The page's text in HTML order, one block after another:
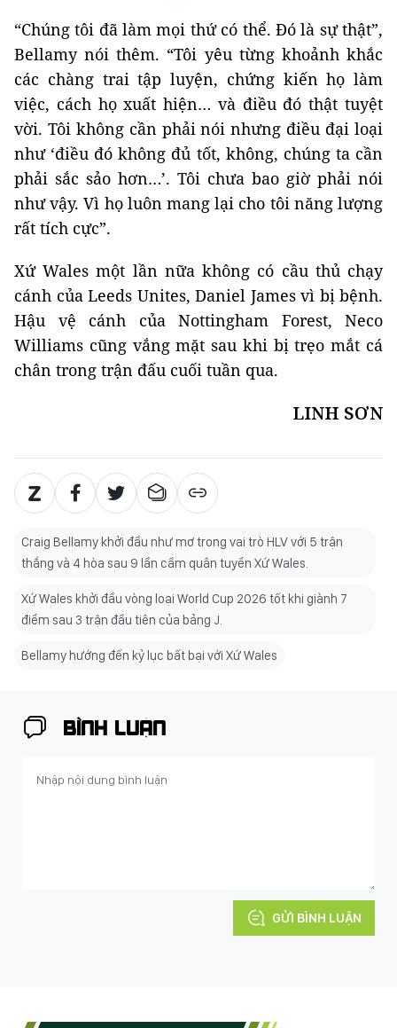
“Chúng tôi đã làm mọi thứ có thể. Đó là sự thật”,
Bellamy nói thêm. “Tôi yêu từng khoảnh khắc
các chàng trai tập luyện, chứng kiến họ làm
việc, cách họ xuất hiện… và điều đó thật tuyệt
vời. Tôi không cần phải nói nhưng điều đại loại
như ‘điều đó không đủ tốt, không, chúng ta cần
phải sắc sảo hơn…’. Tôi chưa bao giờ phải nói
như vậy. Vì họ luôn mang lại cho tôi năng lượng
rất tích cực”.
Xứ Wales một lần nữa không có cầu thủ chạy
cánh của Leeds Unites, Daniel James vì bị bệnh.
Hậu vệ cánh của Nottingham Forest, Neco
Williams cũng vắng mặt sau khi bị trẹo mắt cá
chân trong trận đấu cuối tuần qua.
LINH SƠN
Craig Bellamy khởi đầu như mơ trong vai trò HLV với 5 trận
thắng và 4 hòa sau 9 lần cầm quân tuyển Xứ Wales.
Xứ Wales khởi đầu vòng loại World Cup 2026 tốt khi giành 7
điểm sau 3 trận đầu tiên của bảng J.
Bellamy hướng đến kỷ lục bất bại với Xứ Wales
BÌNH LUẬN
GỬI BÌNH LUẬN